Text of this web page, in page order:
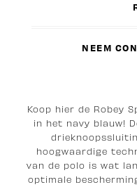
NEEM
Koop hier de Robey
in het navy blauw!
hoogwaardige
van de polo is wat
optimale